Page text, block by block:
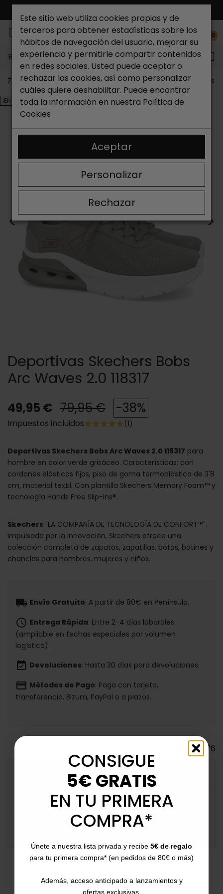
0
Buscar...
Zapateria Catchalot Outlet zapatos Outlet zapatos
¡EN OFERTA!
< >
Deportivas Skechers Bobs
Arc Waves 2.0 118317
49,95 € 79,95 € -38%
Impuestos incluidos (1)
Deportivas Skechers Bobs Arc Waves 2.0 118317 para
hombre en color verde grisáceo. Características: con
cordones elásticos fijos, piso de goma termoplástica de 3'8
cm, material textil. Con plantilla Skechers Memory Foam™ y
tecnología Hands Free Slip-ins®.
Skechers "LA COMPAÑÍA DE TECNOLOGÍA DE CONFORT™".
Impulsada por la innovación, Skechers ofrece una
colección completa de zapatos, zapatillas, botas, botines y
chanclas para hombres, mujeres y niños.
local_shipping Envío Gratuito: A partir de 80€ en Península.
schedule Entrega Rápida: Entre 2-4 días laborales
(ampliable en fechas especiales por volumen
logístico).
event_available Devoluciones: Hasta 30 días para devoluciones.
payment Métodos de Pago: Paga con tarjeta,
transferencia, Bizum, PayPal o a plazos.
133576
DESCRIPCIÓN DETALLADA
FICHA TÉCNICA
Los favoritos que lo acompañan
Este sitio web utiliza cookies propias y de
terceros para obtener estadísticas sobre los
hábitos de navegación del usuario, mejorar su
experiencia y permitirle compartir contenidos
en redes sociales. Usted puede aceptar o
rechazar las cookies, así como personalizar
cuáles quiere deshabilitar. Puede encontrar
toda la información en nuestra Política de
Cookies
Rechazar
Personalizar
Aceptar
CONSIGUE
5€ GRATIS
EN TU PRIMERA
COMPRA*
Únete a nuestra lista privada y recibe 5€ de regalo
para tu primera compra* (en pedidos de 80€ o más)
Además, acceso anticipado a lanzamientos y
ofertas exclusivas.